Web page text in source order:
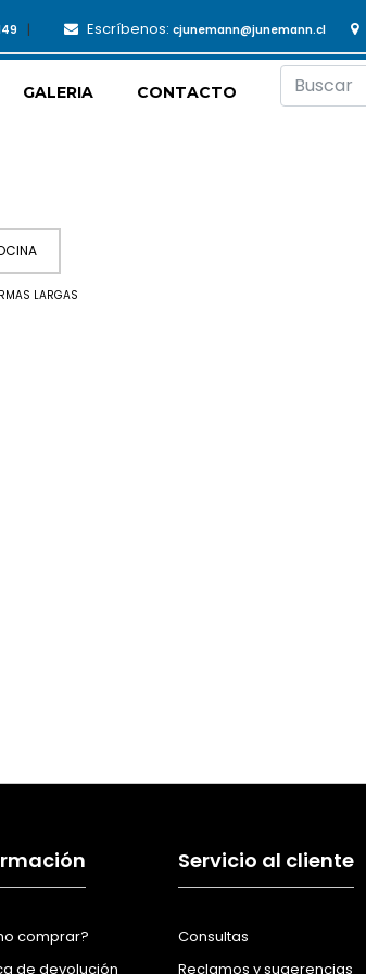
Escríbenos: cjunemann@junemann.cl
GALERIA CONTACTO
LARGAS
comprar?
de devolución
Servicio al cliente
Consultas
Reclamos y sugerencias